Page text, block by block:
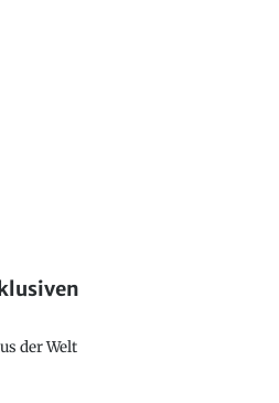
der Welt